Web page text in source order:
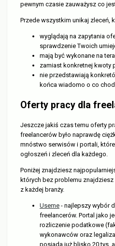
pewnym czasie zauważysz co
Przede wszystkim unikaj zleceń,
wyglądają na zapytania
sprawdzenie Twoich
mają być wykonane na
zamiast konkretnej kwoty
nie przedstawiają
końca wiadomo o co
Oferty pracy dla
Jeszcze jakiś czas temu oferty
freelancerów było naprawdę
mnóstwo serwisów i portali,
ogłoszeń i zleceń dla każdego.
Poniżej znajdziesz
których bez problemu
z każdej branży.
Useme - najlepszy wybór
freelancerów. Portal jako
rozliczenie podatkowe
wykonawców oraz
posiada już blisko 20 tys.